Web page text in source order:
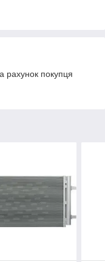
рахунок покупця